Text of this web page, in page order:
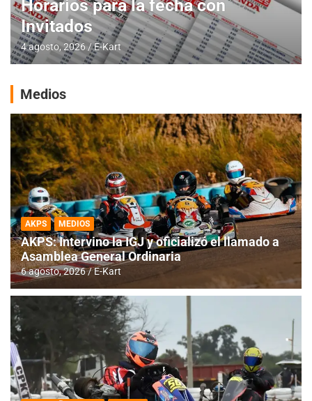
Horarios para la fecha con
Invitados
4 agosto, 2026 E-Kart
Medios
AKPS MEDIOS
AKPS: Intervino la IGJ y oficializó el llamado a
Asamblea General Ordinaria
6 agosto, 2026 E-Kart